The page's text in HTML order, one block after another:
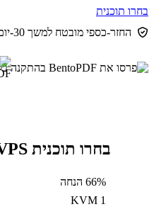
בחרו תוכנית
החזר-כספי מובטח למשך 30-יום
בחרו תוכנית VPS עבור BentoPDF
66% הנחה
KVM 1